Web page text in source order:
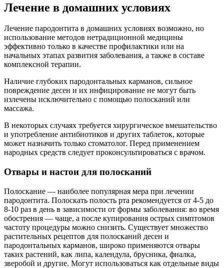
Лечение в домашних условиях
Лечение пародонтита в домашних условиях возможно, но
использование методов нетрадиционной медицины
эффективно только в качестве профилактики или на
начальных этапах развития заболевания, а также в составе
комплексной терапии.
Наличие глубоких пародонтальных карманов, сильное
повреждение десен и их инфицирование не могут быть
излечены исключительно с помощью полосканий или
массажа.
В некоторых случаях требуется хирургическое вмешательство
и употребление антибиотиков и других таблеток, которые
может назначить только стоматолог. Перед применением
народных средств следует проконсультироваться с врачом.
Отвары и настои для полосканий
Полоскание — наиболее популярная мера при лечении
пародонтита. Полоскать полость рта рекомендуется от 4-5 до
8-10 раз в день в зависимости от формы заболевания: во время
обострения — чаще, а после купирования острых симптомов
частоту процедуры можно снизить. Существует множество
растительных рецептов для полосканий десен и
пародонтальных карманов, широко применяются отвары
таких растений, как липа, календула, брусника, фиалка,
зверобой и другие. Могут использоваться как отдельные виды